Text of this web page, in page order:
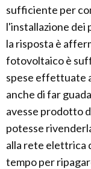
sufficiente per
l'installazione dei
la risposta è
fotovoltaico è
spese effettuate
anche di far
avesse prodotto
potesse
alla rete elettrica
tempo per